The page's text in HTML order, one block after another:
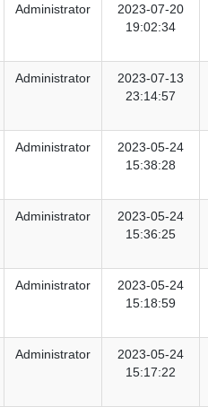
Administrator
2023-07-20
19:02:34
Administrator
2023-07-13
23:14:57
Administrator
2023-05-24
15:38:28
Administrator
2023-05-24
15:36:25
Administrator
2023-05-24
15:18:59
Administrator
2023-05-24
15:17:22